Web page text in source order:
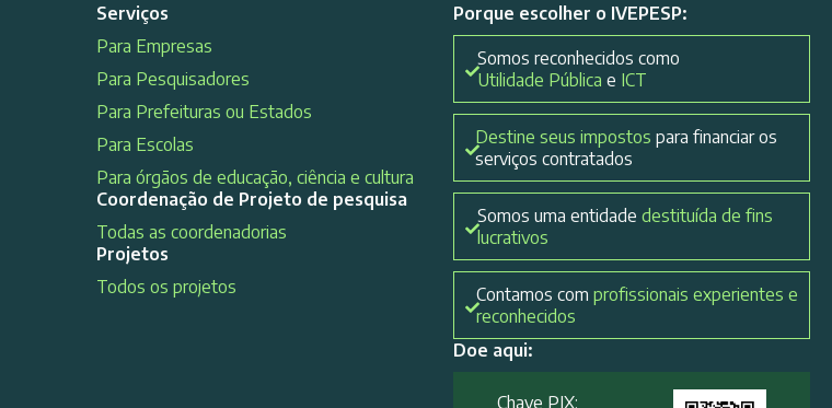
Serviços
Para Empresas
Para Pesquisadores
Para Prefeituras ou Estados
Para Escolas
Para órgãos de educação, ciência e cultura
Coordenação de Projeto de pesquisa
Todas as coordenadorias
Projetos
Todos os projetos
Porque escolher o IVEPESP:
Somos reconhecidos como
Utilidade Pública e ICT
Destine seus impostos para financiar os
serviços contratados
Somos uma entidadedestituída de fins
lucrativos
Contamos com profissionais experientes e
reconhecidos
Doe aqui:
Chave PIX: